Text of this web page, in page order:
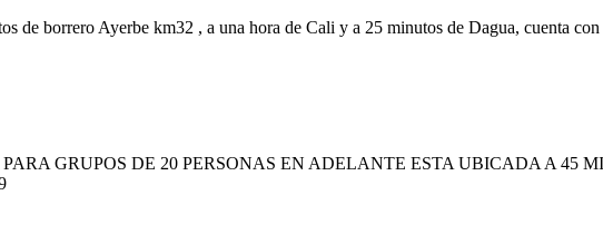
de borrero Ayerbe km32 , a una hora de Cali y a 25 minutos de Dagua, cuenta
GRUPOS DE 20 PERSONAS EN ADELANTE ESTA UBICADA A 45